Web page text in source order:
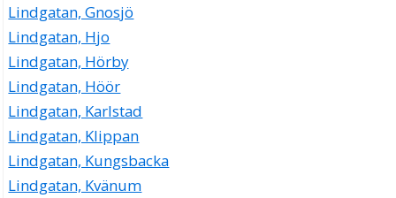
Lindgatan, Gnosjö
Lindgatan, Hjo
Lindgatan, Hörby
Lindgatan, Höör
Lindgatan, Karlstad
Lindgatan, Klippan
Lindgatan, Kungsbacka
Lindgatan, Kvänum